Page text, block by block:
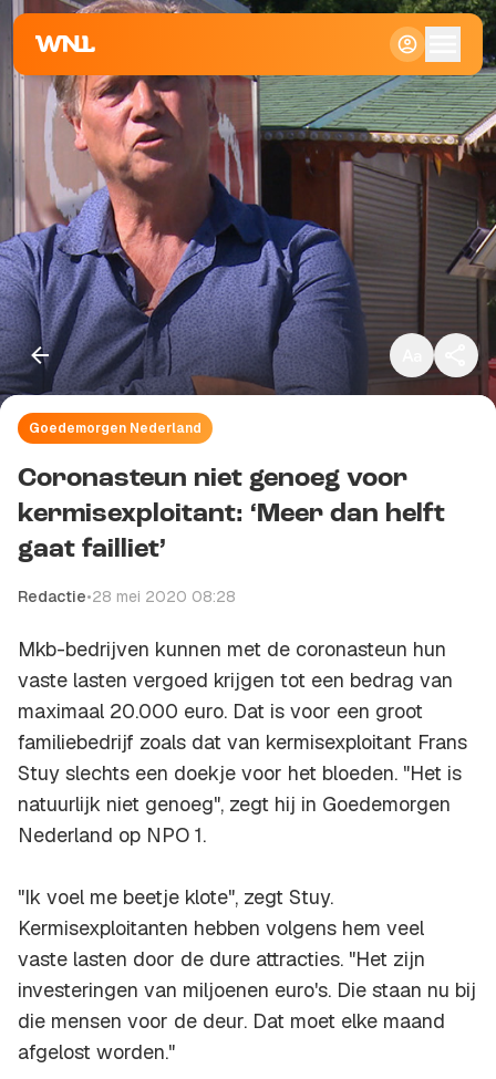
Klein
Standaard
Groot
Goedemorgen Nederland
Coronasteun niet genoeg voor
kermisexploitant: ‘Meer dan helft
gaat failliet’
Redactie•28 mei 2020 08:28
Mkb-bedrijven kunnen met de coronasteun hun
vaste lasten vergoed krijgen tot een bedrag van
maximaal 20.000 euro. Dat is voor een groot
familiebedrijf zoals dat van kermisexploitant Frans
Stuy slechts een doekje voor het bloeden. "Het is
natuurlijk niet genoeg", zegt hij in Goedemorgen
Nederland op NPO 1.
"Ik voel me beetje klote", zegt Stuy.
Kermisexploitanten hebben volgens hem veel
vaste lasten door de dure attracties. "Het zijn
investeringen van miljoenen euro's. Die staan nu bij
die mensen voor de deur. Dat moet elke maand
afgelost worden."